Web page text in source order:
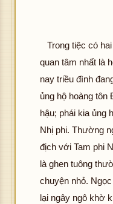
Trong tiệc có
quan tâm nhất là
nay triều đình
ủng hộ hoàng tôn
hậu; phái kia ủng
Nhị phi. Thường
địch với Tam phi
là ghen tuông
chuyện nhỏ.
lại ngây ngô khờ